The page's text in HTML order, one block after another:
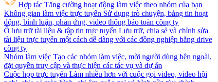
Hợp tác Tăng cường hoạt động làm việc theo nhóm của bạn
Không gian làm việc trực tuyến Sử dụng trò chuyện, bảng tin hoạt
động, bình luận, phản ứng, video thông báo toàn công ty
Ổ lưu trữ tài liệu & tập tin trực tuyến Lưu trữ, chia sẻ và chỉnh sửa
tài liệu trực tuyến một cách dễ dàng với các đồng nghiệp bằng drive
công ty
Nhóm làm việc Tạo các nhóm làm việc, mời người dùng bên ngoài,
đặt quyền truy cập và thực hiện các tác vụ và dự án
Cuộc họp trực tuyến Làm nhiều hơn với cuộc gọi video, video hội